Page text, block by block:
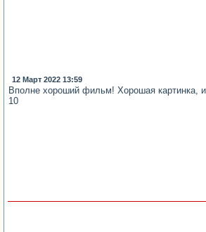
12 Март 2022 13:59
Вполне хороший фильм! Хорошая картинка,
10